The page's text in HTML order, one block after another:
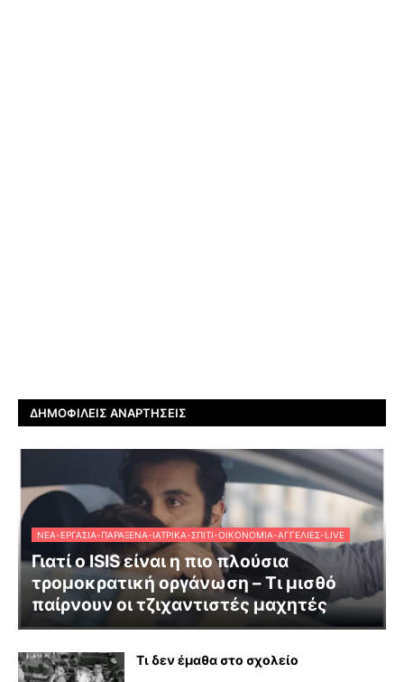
ΔΗΜΟΦΙΛΕΊΣ ΑΝΑΡΤΉΣΕΙΣ
ΝΈΑ-ΕΡΓΑΣΊΑ-ΠΑΡΆΞΕΝΑ-ΙΑΤΡΙΚΆ-ΣΠΊΤΙ-ΟΙΚΟΝΟΜΊΑ-ΑΓΓΕΛΊΕΣ-LIVE
Γιατί ο ISIS είναι η πιο πλούσια
τρομοκρατική οργάνωση – Τι μισθό
παίρνουν οι τζιχαντιστές μαχητές
Τι δεν έμαθα στο σχολείο